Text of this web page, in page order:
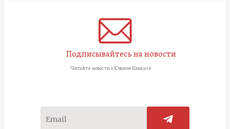
Подписывайтесь на новости
Читайте новости о Южном Кавказе